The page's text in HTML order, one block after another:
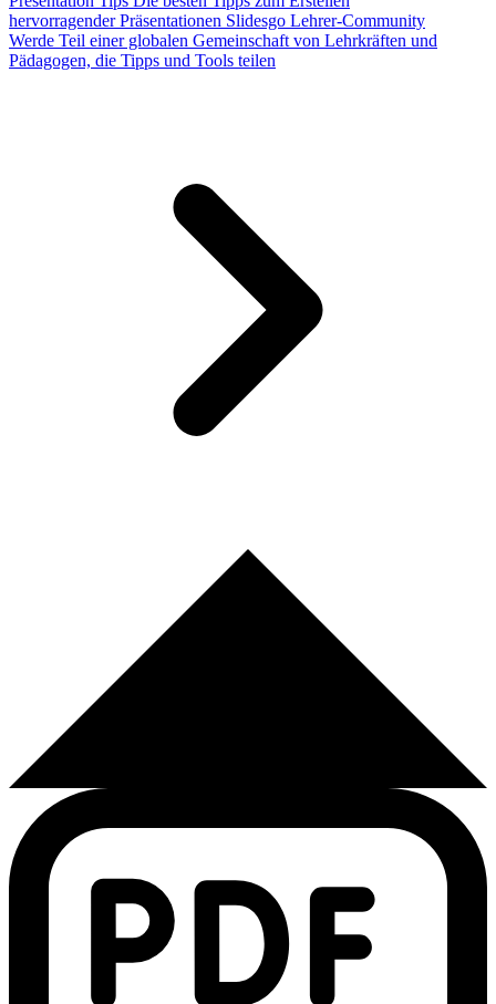
hervorragender Präsentationen Slidesgo Lehrer-Community
Werde Teil einer globalen Gemeinschaft von Lehrkräften und
Pädagogen, die Tipps und Tools teilen